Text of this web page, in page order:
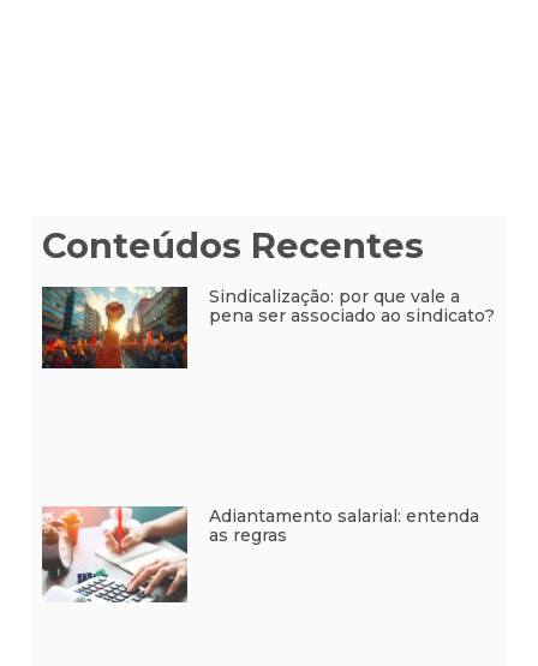
Conteúdos Recentes
Sindicalização: por que vale a
pena ser associado ao sindicato?
Adiantamento salarial: entenda
as regras